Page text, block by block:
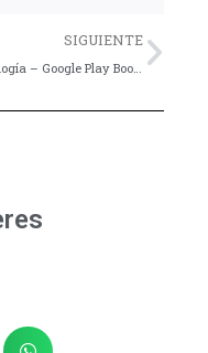
SIGUIENTE
Tecnología – Google Play Books